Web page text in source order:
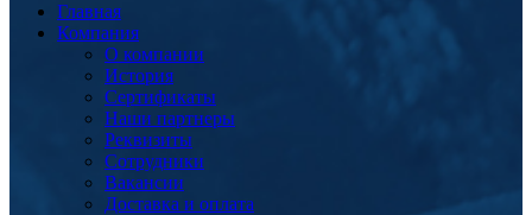
Главная
Компания
О компании
История
Сертификаты
Наши партнеры
Реквизиты
Сотрудники
Вакансии
Доставка и оплата